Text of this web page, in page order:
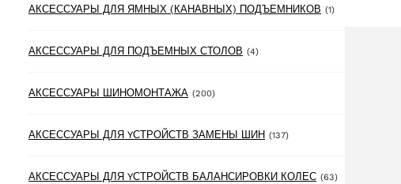
АКСЕССУАРЫ ДЛЯ ЯМНЫХ (КАНАВНЫХ) ПОДЪЕМНИКОВ (1)1 product
АКСЕССУАРЫ ДЛЯ ПОДЪЕМНЫХ СТОЛОВ (4)4 products
АКСЕССУАРЫ ШИНОМОНТАЖА (200)200 products
АКСЕССУАРЫ ДЛЯ YСТРОЙСТВ ЗАМЕНЫ ШИН (137)137 products
АКСЕССУАРЫ ДЛЯ YСТРОЙСТВ БАЛАНСИРОВКИ КОЛЕС (63)63 products